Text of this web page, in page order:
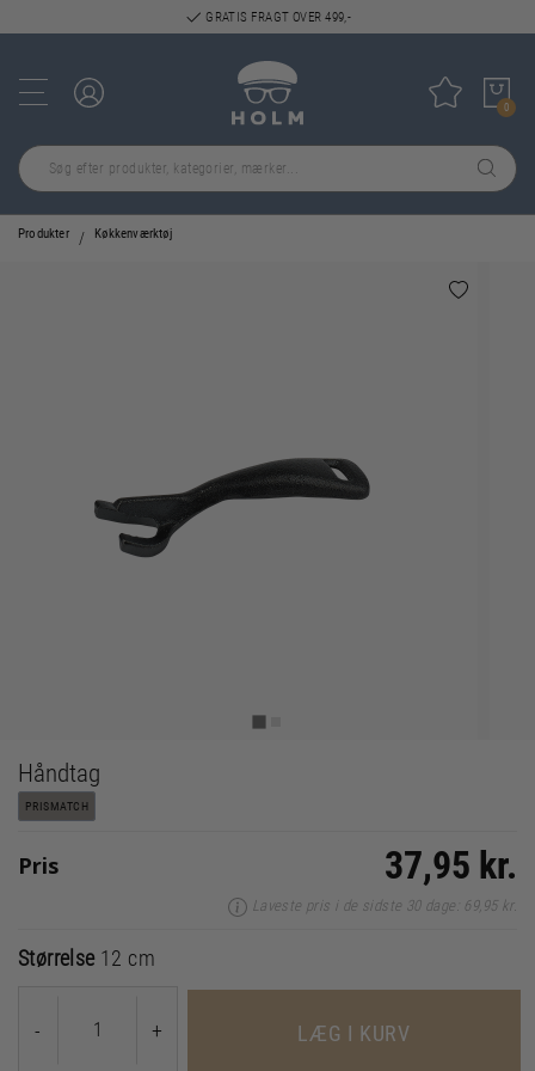
GRATIS FRAGT OVER 499,-
Tilføj til
0
Produkter Køkkenværktøj
Håndtag
PRISMATCH
Pris 37,95 kr.
Laveste pris i de sidste 30 dage: 69,95 kr.
Størrelse 12 cm
- + LÆG I KURV